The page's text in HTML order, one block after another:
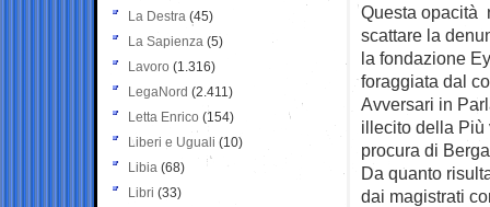
Questa opacità
scattare la
la fondazione
foraggiata dal
Avversari in
illecito della Più
procura di
Da quanto
dai magistrati
La Destra (45)
La Sapienza (5)
Lavoro (1.316)
LegaNord (2.411)
Letta Enrico (154)
Liberi e Uguali (10)
Libia (68)
Libri (33)